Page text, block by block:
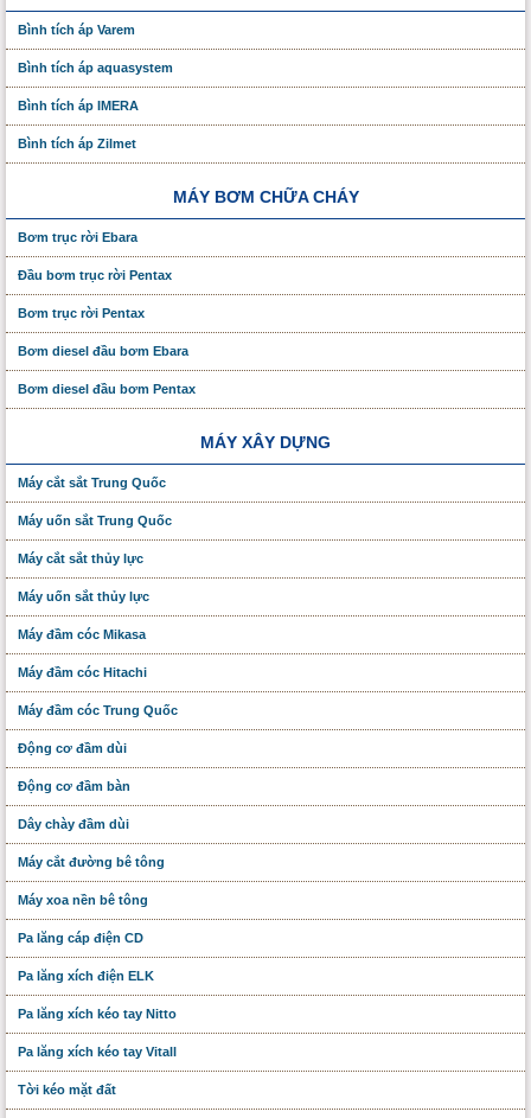
Bình tích áp Varem
Bình tích áp aquasystem
Bình tích áp IMERA
Bình tích áp Zilmet
MÁY BƠM CHỮA CHÁY
Bơm trục rời Ebara
Đầu bơm trục rời Pentax
Bơm trục rời Pentax
Bơm diesel đầu bơm Ebara
Bơm diesel đầu bơm Pentax
MÁY XÂY DỰNG
Máy cắt sắt Trung Quốc
Máy uốn sắt Trung Quốc
Máy cắt sắt thủy lực
Máy uốn sắt thủy lực
Máy đầm cóc Mikasa
Máy đầm cóc Hitachi
Máy đầm cóc Trung Quốc
Động cơ đầm dùi
Động cơ đầm bàn
Dây chày đầm dùi
Máy cắt đường bê tông
Máy xoa nền bê tông
Pa lăng cáp điện CD
Pa lăng xích điện ELK
Pa lăng xích kéo tay Nitto
Pa lăng xích kéo tay Vitall
Tời kéo mặt đất